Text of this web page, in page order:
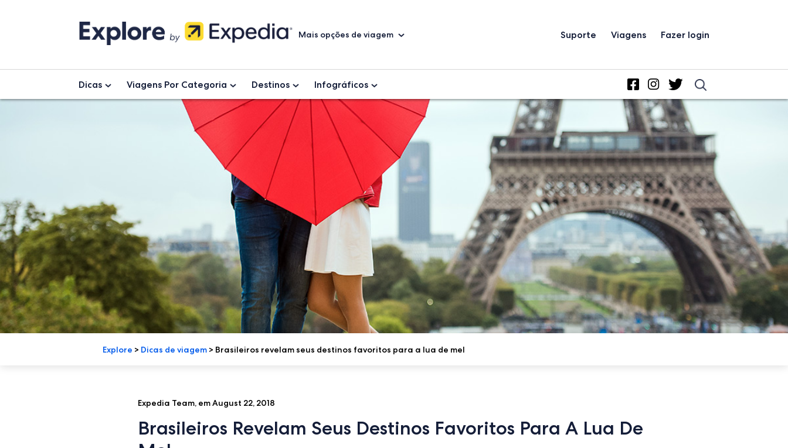
Mais opções de viagem Suporte Viagens Fazer login
Dicas Viagens Por Categoria Destinos Infográficos
Explore > Dicas de viagem> Brasileiros revelam seus destinos favoritos para a lua de mel
Expedia Team, em August 22, 2018
Brasileiros Revelam Seus Destinos Favoritos Para A Lua De